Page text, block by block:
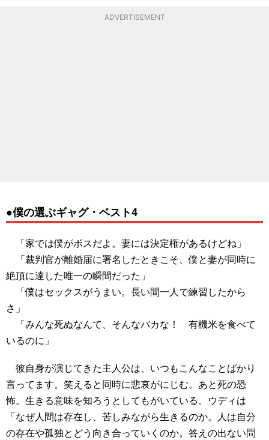
ADVERTISEMENT
●僕の選ぶギャグ・ベスト4
「家では僕がボスだよ。妻には決定権があるけどね」
「裁判官が離婚届に署名したときこそ、僕と妻が同時に
絶頂に達した唯一の瞬間だった」
「僕はセックスがうまい。長い間一人で練習したから
さ」
「みんな死ぬなんて、そんなバカな！ 有機米を食べて
いるのに」
彼自身が演じてきた主人公は、いつもこんなことばかり
言ってます。笑えると同時に悲哀がにじむ。あと死の恐
怖。生きる意味を知ろうとしてもがいている。ウディは
「なぜ人間は存在し、苦しみながら生きるのか。人は自分
の存在や孤独とどう向き合っていくのか。答えの出ない問